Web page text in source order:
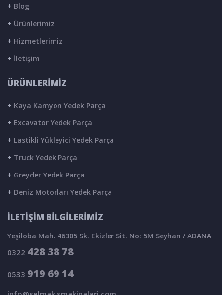
+ Blog
+ Ürünlerimiz
+ Hizmetlerimiz
+ İletişim
ÜRÜNLERİMİZ
+ Kaya Kamyon Yedek Parça
+ Excavator Yedek Parça
+ Lastikli Yükleyici Yedek Parça
+ Truck Yedek Parça
+ Greyder Yedek Parça
+ Deniz Motorları Yedek Parça
İLETİŞİM BİLGİLERİMİZ
Yeşiloba Mah. 46305 Sk. Ekizler Sit. No: 5M Seyhan / ADANA
0322 428 38 78
0533 919 69 14